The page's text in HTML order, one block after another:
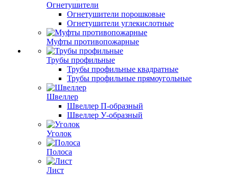
Огнетушители
Огнетушители порошковые
Огнетушители углекислотные
Муфты противопожарные
Трубы профильные
Трубы профильные квадратные
Трубы профильные прямоугольные
Швеллер
Швеллер П-образный
Швеллер У-образный
Уголок
Полоса
Лист